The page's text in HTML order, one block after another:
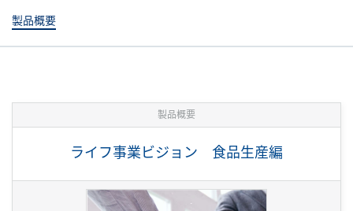
製品概要
製品概要
ライフ事業ビジョン 食品生産編